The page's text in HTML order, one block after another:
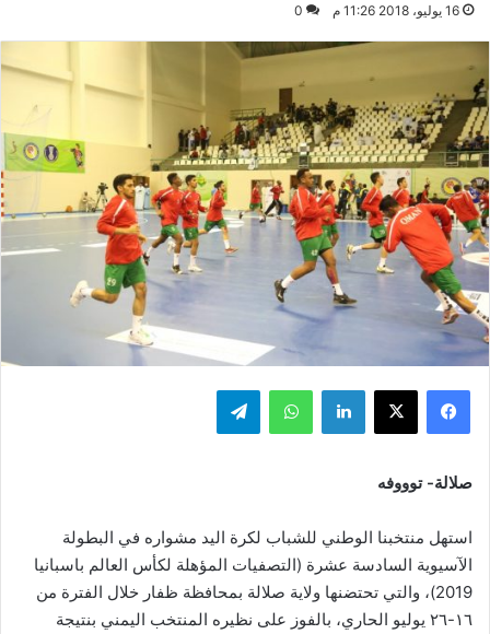
16 يوليو، 2018 11:26 م 0
فيسبوك ‫X لينكدإن واتساب تيلقرام
صلالة- توووفه
استهل منتخبنا الوطني للشباب لكرة اليد مشواره في البطولة
الآسيوية السادسة عشرة (التصفيات المؤهلة لكأس العالم باسبانيا
2019)، والتي تحتضنها ولاية صلالة بمحافظة ظفار خلال الفترة من
١٦-٢٦ يوليو الحاري، بالفوز على نظيره المنتخب اليمني بنتيجة